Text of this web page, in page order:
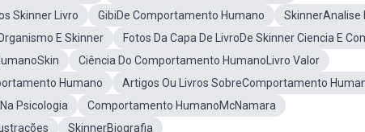
Skinner Livro
GibiDe Comportamento Humano
SkinnerAnalise
E Skinner
Fotos Da Capa De LivroDe Skinner Ciencia E
Ciência Do Comportamento HumanoLivro Valor
Humano
Artigos Ou Livros SobreComportamento
Psicologia
Comportamento HumanoMcNamara
SkinnerBiografia